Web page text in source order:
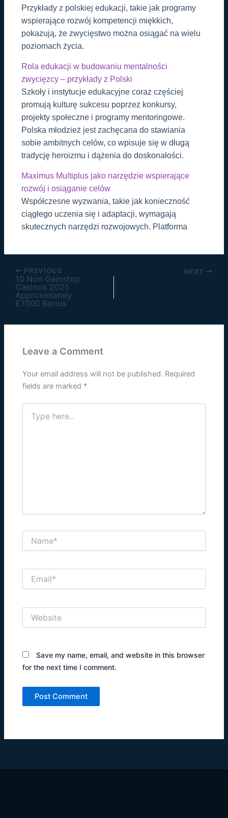
Przykłady z polskiej edukacji, takie jak programy
wspierające rozwój kompetencji miękkich,
pokazują, że zwycięstwo można osiągać na wielu
poziomach życia.
Rola edukacji w budowaniu mentalności
zwycięzcy – przykłady z Polski
Szkoły i instytucje edukacyjne coraz częściej
promują kulturę sukcesu poprzez konkursy,
projekty społeczne i programy mentoringowe.
Polska młodzież jest zachęcana do stawiania
sobie ambitnych celów, co wpisuje się w długą
tradycję heroizmu i dążenia do doskonałości.
Maximus Multiplus jako narzędzie wspierające
rozwój i osiąganie celów
Współczesne wyzwania, takie jak konieczność
ciągłego uczenia się i adaptacji, wymagają
skutecznych narzędzi rozwojowych. Platforma
PREVIOUS
10 Non Gamstop
Casinos 2025
Approximately
£7000 Bonus
NEXT
Leave a Comment
Your email address will not be published. Required
fields are marked *
here..
Save my name, email, and website in this browser
for the next time I comment.